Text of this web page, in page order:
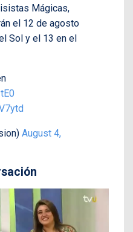
Mágicas,
el 12 de agosto
Sol y el 13 en el
August 4,